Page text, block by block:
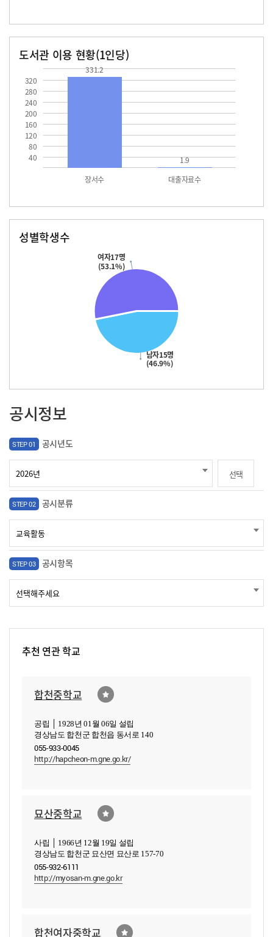
도서관 이용 현황(1인당)
40
80
120
160
200
240
280
320
장서수 대출자료수
331.2
1.9
성별학생수
남자15명
(46.9%)
여자17명
(53.1%)
공시정보
STEP 01 공시년도
선택
STEP 02 공시분류
STEP 03 공시항목
추천 연관 학교
합천중학교
공립 │ 1928년 01월 06일 설립
경상남도 합천군 합천읍 동서로 140
055-933-0045
http://hapcheon-m.gne.go.kr/
묘산중학교
사립 │ 1966년 12월 19일 설립
경상남도 합천군 묘산면 묘산로 157-70
055-932-6111
http://myosan-m.gne.go.kr
합천여자중학교